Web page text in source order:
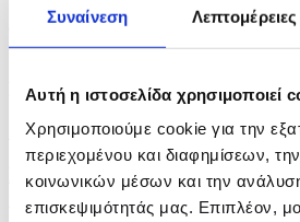
Συναίνεση Λεπτομέρειες
Αυτή η ιστοσελίδα χρησιμοποιεί
Χρησιμοποιούμε cookie για την
περιεχομένου και διαφημίσεων,
κοινωνικών μέσων και την
επισκεψιμότητάς μας. Επιπλέον,
Copyrights belong to the CNA and are only
use.
Newsfeed
3 hours ago
Koumis discusses connectivity